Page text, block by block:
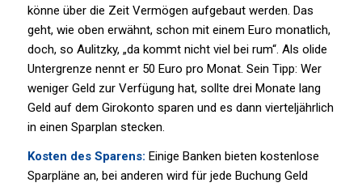
könne über die Zeit Vermögen aufgebaut werden. Das
geht, wie oben erwähnt, schon mit einem Euro monatlich,
doch, so Aulitzky, „da kommt nicht viel bei rum“. Als olide
Untergrenze nennt er 50 Euro pro Monat. Sein Tipp: Wer
weniger Geld zur Verfügung hat, sollte drei Monate lang
Geld auf dem Girokonto sparen und es dann vierteljährlich
in einen Sparplan stecken.
Kosten des Sparens: Einige Banken bieten kostenlose
Sparpläne an, bei anderen wird für jede Buchung Geld